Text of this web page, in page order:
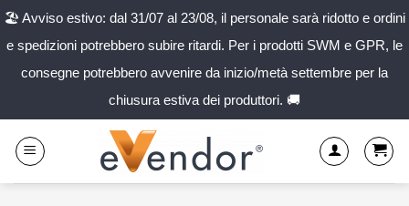
🏖️ Avviso estivo: dal 31/07 al 23/08, il personale sarà ridotto e ordini
e spedizioni potrebbero subire ritardi. Per i prodotti SWM e GPR, le
consegne potrebbero avvenire da inizio/metà settembre per la
chiusura estiva dei produttori. 🚚